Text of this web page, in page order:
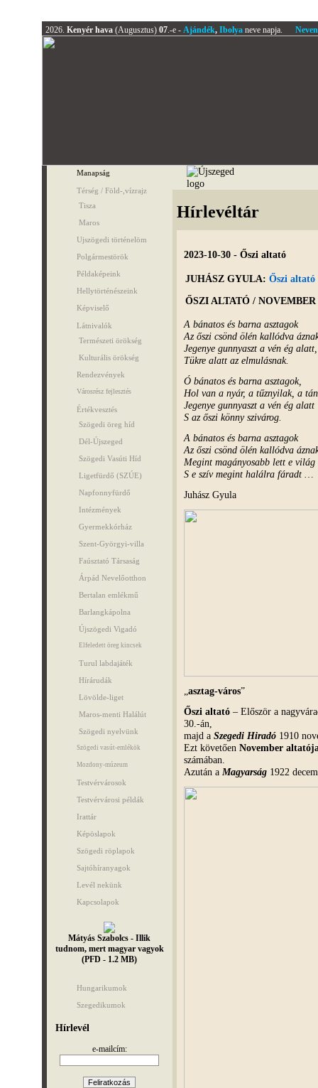
2026. Kenyér hava (Augusztus) 07.-e - Ajándék, Ibolyaneve napja.
Manapság
Térség / Föld-,vízrajz
Tisza
Maros
Ujszögedi történelöm
Polgármestörök
Példaképeink
Hellytörténészeink
Képviselő
Látnivalók
Természeti örökség
Kulturális örökség
Rendezvények
Városrész fejlesztés
Értékvesztés
Szögedi öreg híd
Dél-Újszeged
Szögedi Vasúti Híd
Ligetfürdő (SZÚE)
Napfonnyfürdő
Intézmények
Gyermekkórház
Szent-Györgyi-villa
Faúsztató Társaság
Árpád Nevelőotthon
Bertalan emlékmű
Barlangkápolna
Újszögedi Vigadó
Elfeledett öreg kincsek
Turul labdajáték
Hírárudák
Lövölde-liget
Maros-menti Halálút
Szögedi nyelvünk
Szögedi vasút-emlékök
Mozdony-múzeum
Testvérvárosok
Testvérvárosi példák
Irattár
Képöslapok
Szögedi röplapok
Sajtóhíranyagok
Levél nekünk
Kapcsolapok
Mátyás Szabolcs - Illik
tudnom, mert magyar vagyok
(PFD - 1.2 MB)
Hungarikumok
Szegedikumok
Hírlevél
e-mailcím:
Hírlevéltár
2023-10-30 - Őszi altató
JUHÁSZ GYULA: Őszi altató
ŐSZI ALTATÓ /
A bánatos és barna asztagok
Az őszi csönd ölén kallódva
Jegenye gunnyaszt a vén ég alatt,
Tükre alatt az elmulásnak.
Ó bánatos és barna asztagok,
Hol van a nyár, a tűznyilak, a
Jegenye gunnyaszt a vén ég alatt
S az őszi könny szivárog.
A bánatos és barna asztagok
Az őszi csönd ölén kallódva
Megint magányosabb lett e világ
S e szív megint halálra fáradt …
Juhász Gyula
„asztag-város”
Őszi altató– Először a
30.-án,
majd a Szegedi Hiradó1910
Ezt követően November
számában.
Azután a Magyarság1922